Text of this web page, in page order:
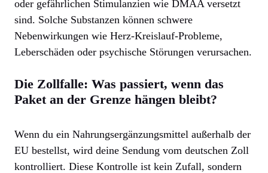
oder gefährlichen Stimulanzien wie DMAA versetzt
sind. Solche Substanzen können schwere
Nebenwirkungen wie Herz-Kreislauf-Probleme,
Leberschäden oder psychische Störungen verursachen.
Die Zollfalle: Was passiert, wenn das
Paket an der Grenze hängen bleibt?
Wenn du ein Nahrungsergänzungsmittel außerhalb der
EU bestellst, wird deine Sendung vom deutschen Zoll
kontrolliert. Diese Kontrolle ist kein Zufall, sondern